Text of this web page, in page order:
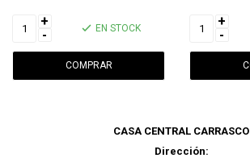
+
-
EN STOCK
+
-
CASA CENTRAL CARRASCO
Dirección: